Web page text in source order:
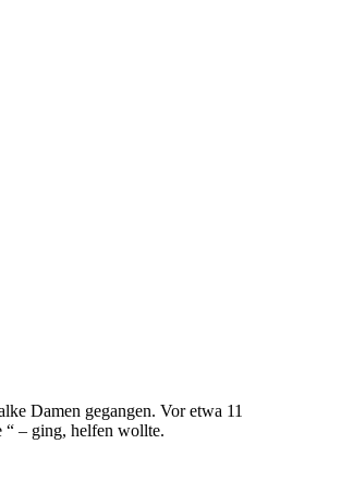
Damen gegangen. Vor etwa 11
“ – ging, helfen wollte.